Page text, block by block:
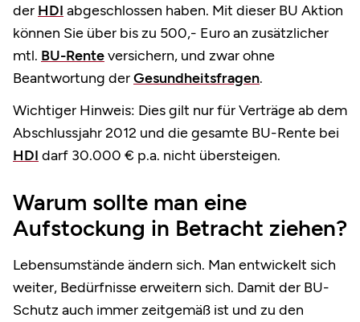
der HDI abgeschlossen haben. Mit dieser BU Aktion
können Sie über bis zu 500,- Euro an zusätzlicher
mtl. BU-Renteversichern, und zwar ohne
Beantwortung derGesundheitsfragen.
Wichtiger Hinweis: Dies gilt nur für Verträge ab dem
Abschlussjahr 2012 und die gesamte BU-Rente bei
HDI darf 30.000 € p.a. nicht übersteigen.
Warum sollte man eine
Aufstockung in Betracht ziehen?
Lebensumstände ändern sich. Man entwickelt sich
weiter, Bedürfnisse erweitern sich. Damit der BU-
Schutz auch immer zeitgemäß ist und zu den